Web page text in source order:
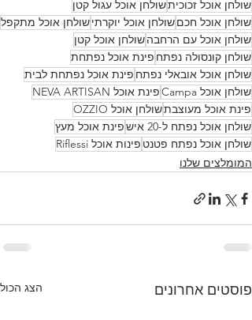
שולחן אוכל זכוכיתשולחן אוכל עגול קטן
שולחן אוכל חכםשולחן אוכל יוקרתישולחן אוכל מתקפל
שולחן אוכל עם הרחבהשולחן אוכל קטן
שולחן קונסולה נפתח פינת אוכל נפתחת
שולחן אוכל אובאלי נפתח פינת אוכל נפתחת לבית
שולחן אוכל Campa
פינת אוכל NEVA ARTISAN
פינת אוכל מעוצבתשולחן אוכל OZZIO
שולחן אוכל נפתח ל-20 איש
פינת אוכל מעץ
שולחן אוכל נפתח פטנט פינות אוכל Riflessi
המומלצים שלנו
פוסטים אחרונים הצג הכול